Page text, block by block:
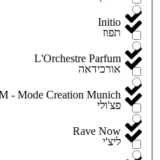
Initio
L'Orchestre Parfum
- Mode Creation Munich
Rave Now
תפוז
אורכידאה
פצ'ולי
ליצ'י